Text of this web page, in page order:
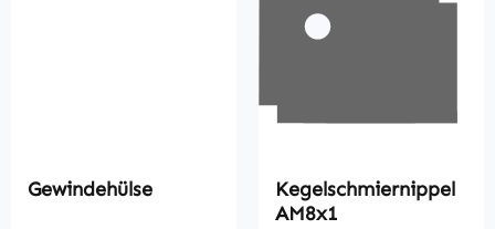
Gewindehülse
Kegelschmiernippel
AM8x1